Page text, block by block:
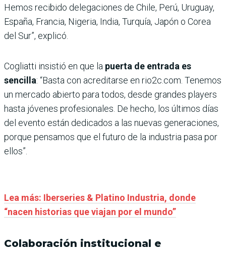
Hemos recibido delegaciones de Chile, Perú, Uruguay,
España, Francia, Nigeria, India, Turquía, Japón o Corea
del Sur”, explicó.
Cogliatti insistió en que la puerta de entrada es
sencilla: “Basta con acreditarse en rio2c.com. Tenemos
un mercado abierto para todos, desde grandes players
hasta jóvenes profesionales. De hecho, los últimos días
del evento están dedicados a las nuevas generaciones,
porque pensamos que el futuro de la industria pasa por
ellos”.
Lea más: Iberseries & Platino Industria, donde
“nacen historias que viajan por el mundo”
Colaboración institucional e